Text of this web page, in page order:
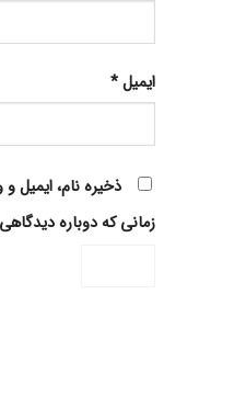
ایمیل*
ذخیره نام، ایمیل
زمانی که دوباره